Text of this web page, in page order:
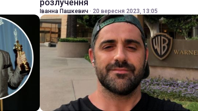
розлучення
Іванна Пашкевич · 20 вересня 2023, 13:05